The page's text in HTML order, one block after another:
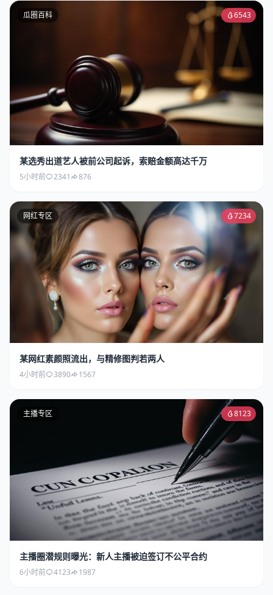
瓜圈百科 6543
某选秀出道艺人被前公司起诉，索赔金额高达千万
5小时前 2341 876
网红专区 7234
某网红素颜照流出，与精修图判若两人
4小时前 3890 1567
主播专区 8123
主播圈潜规则曝光：新人主播被迫签订不公平合约
6小时前 4123 1987